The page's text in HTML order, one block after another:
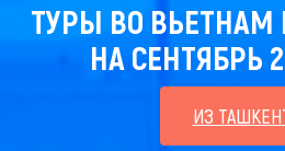
ТУРЫ ВО ВЬЕТНАМ
НА СЕНТЯБРЬ
ИЗ